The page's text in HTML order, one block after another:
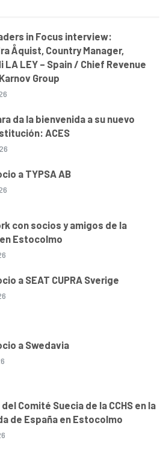
p
k
k
in Focus interview:
Åquist, Country Manager,
LA LEY – Spain / Chief Revenue
Group
da la bienvenida a su nuevo
ACES
a TYPSA AB
con socios y amigos de la
Estocolmo
a SEAT CUPRA Sverige
a Swedavia
Comité Suecia de la CCHS en la
de España en Estocolmo